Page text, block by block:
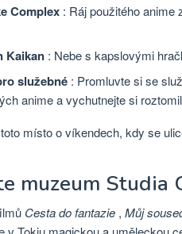
Complex : Ráj použitého
Kaikan : Nebe s kapslovými
služebné : Promluvte si se
anime a vychutnejte si
místo o víkendech, kdy se
muzeum Studia
Cesta do fantazie , Můj